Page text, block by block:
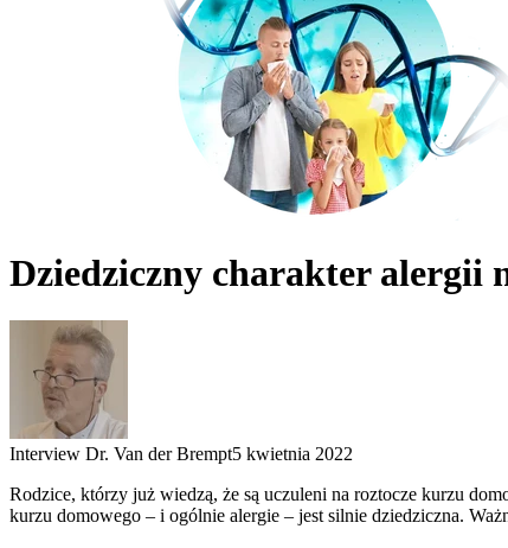
Dziedziczny charakter alergii
Interview Dr. Van der Brempt5 kwietnia 2022
Rodzice, którzy już wiedzą, że są uczuleni na roztocze kurzu
kurzu domowego – i ogólnie alergie – jest silnie dziedziczna.